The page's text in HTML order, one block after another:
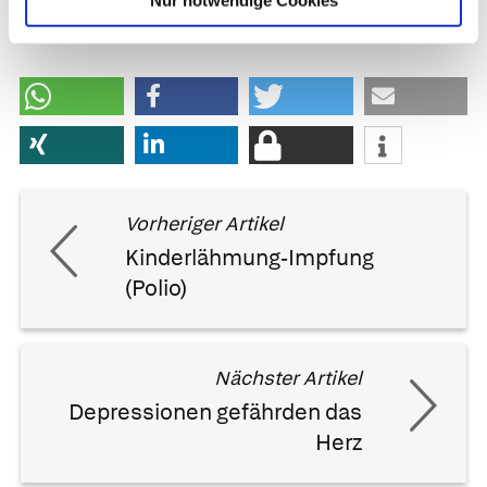
Schäffler | zuletzt geändert am30.06.2016
Vorheriger Artikel
Kinderlähmung-Impfung
(Polio)
Nächster Artikel
Depressionen gefährden das
Herz